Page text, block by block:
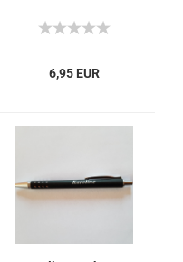
6,95 EUR